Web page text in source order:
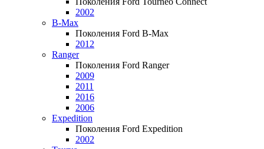
2002
B-Max
Поколения Ford B-Max
2012
Ranger
Поколения Ford Ranger
2009
2011
2016
2006
Expedition
Поколения Ford Expedition
2002